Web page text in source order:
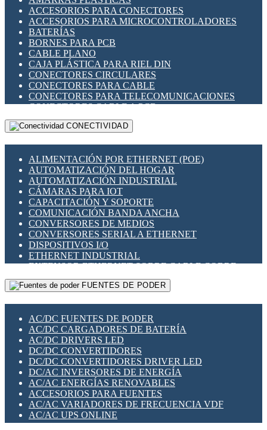
INDICADORES PARA PANEL
INTERFACES DE RELÉ
INTERRUPTORES FIN DE CARRERA
LLAVES CONMUTADORAS
MEDIDORES DE ENERGÍA Y TC'S DE CORRIENTE
MOTORES PASO A PASO
PANTALLAS HMI
PLC -CONTROLADORES LÓGICO PROGRAMABLES
PROGRAMADORES DE HORARIO
RELÉS DE PROTECCIÓN
SENSORES CAPACITIVOS
SENSORES INDUCTIVOS
TEMPORIZADORES
VARIACS
VARIADORES DE FRECUENCIA [VDF]
SECCIONADORES - INTERRUPTORES
MAQUINARIA
ACCESORIOS PARA CONECTORES
ACCESORIOS PARA MICROCONTROLADORES
BATERÍAS
BORNES PARA PCB
CABLE PLANO
CAJA PLÁSTICA PARA RIEL DIN
CONECTORES CIRCULARES
CONECTORES PARA CABLE
CONECTORES PARA TELECOMUNICACIONES
CONECTORES CABLE A PCB
CONECTORES PCB A CABLE
DIP SWITCHES
HERRAMIENTAS VARIAS
ILUMINACIÓN LED
INTERRUPTORES REED
INTERFACES DE RELÉ
OTROS RELÉS
PROTECCIÓN TÉRMICA
RELÉS AUTOMOTRICES
RELÉS DE SEÑAL
RELÉS DE ESTADO SÓLIDO SSR
RELÉS INDUSTRIALES
RELÉS MINIATURA DE POTENCIA
SENSORES MAGNÉTICOS
SWITCH Y MICROSWITCH
TARJETAS PI
UNIÓN Y DERIVACIÓN DE CABLE
CONECTIVIDAD
ALIMENTACIÓN POR ETHERNET (POE)
AUTOMATIZACIÓN DEL HOGAR
AUTOMATIZACIÓN INDUSTRIAL
CÁMARAS PARA IOT
CAPACITACIÓN Y SOPORTE
COMUNICACIÓN BANDA ANCHA
CONVERSORES DE MEDIOS
CONVERSORES SERIAL A ETHERNET
DISPOSITIVOS I/O
ETHERNET INDUSTRIAL
EXTENSOR ETHERNET SOBRE CABLE COBRE
GATEWAY LORAWAN
GESTIÓN DE REDES
PLACAS MODULARES IOT
SWITCHES Y REDES WIFI
SOLUCIONES IOT
SOLUCIONES LORAWAN
SOLUCIONES RED CELULAR
SEGURIDAD PARA REDES
SWITCHES LAN
TELEFONÍA IP (VOIP)
VIGILANCIA IP (CCTV)
MESHTASTIC
FUENTES DE PODER
AC/DC FUENTES DE PODER
AC/DC CARGADORES DE BATERÍA
AC/DC DRIVERS LED
DC/DC CONVERTIDORES
DC/DC CONVERTIDORES DRIVER LED
DC/AC INVERSORES DE ENERGÍA
AC/AC ENERGÍAS RENOVABLES
ACCESORIOS PARA FUENTES
AC/AC VARIADORES DE FRECUENCIA VDF
AC/AC UPS ONLINE